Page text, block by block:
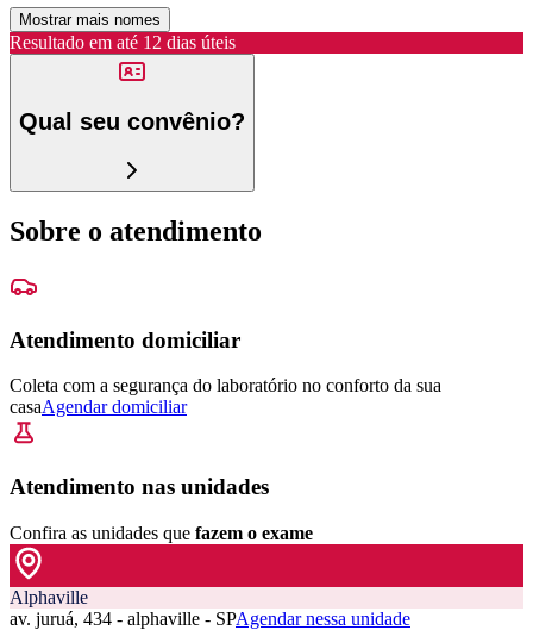
Mostrar mais nomes
Resultado em até 12 dias úteis
Qual seu convênio?
Sobre o atendimento
Atendimento domiciliar
Coleta com a segurança do laboratório no conforto da sua
casaAgendar domiciliar
Atendimento nas unidades
Confira as unidades que fazem o exame
Alphaville
av. juruá, 434 - alphaville - SPAgendar nessa unidade